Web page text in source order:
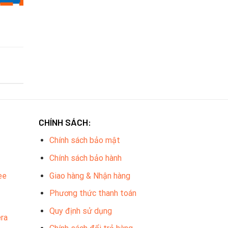
CHÍNH SÁCH:
Chính sách bảo mật
Chính sách bảo hành
Giao hàng & Nhận hàng
Phương thức thanh toán
Quy định sử dụng